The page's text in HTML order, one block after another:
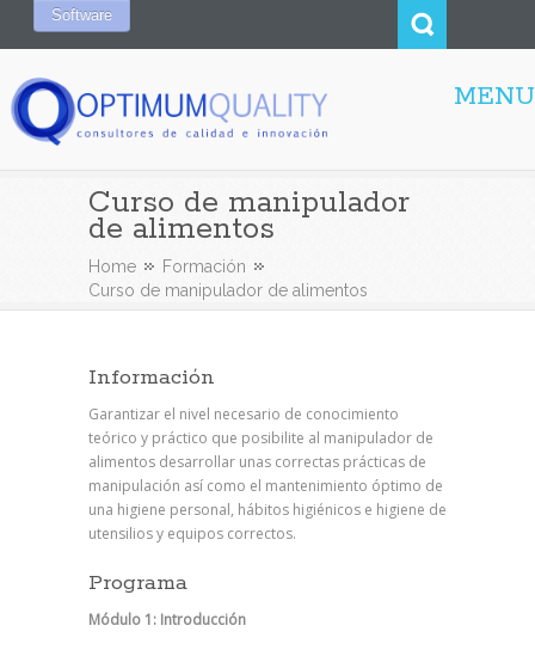
Software
MENU
Curso de manipulador
de alimentos
Home
Formación
Curso de manipulador de alimentos
Información
Garantizar el nivel necesario de conocimiento
teórico y práctico que posibilite al manipulador de
alimentos desarrollar unas correctas prácticas de
manipulación así como el mantenimiento óptimo de
una higiene personal, hábitos higiénicos e higiene de
utensilios y equipos correctos.
Programa
Módulo 1: Introducción